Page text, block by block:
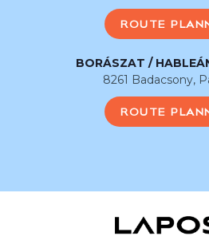
ROUTE
BORÁSZAT /
8261 Badacsony,
ROUTE